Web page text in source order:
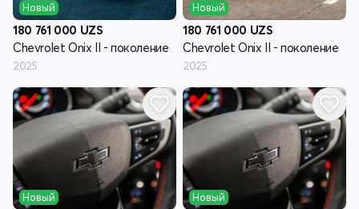
Новый
180 761 000 UZS
Chevrolet Onix II - поколение
2025
Новый
180 761 000 UZS
Chevrolet Onix II - поколение
2025
Новый Новый